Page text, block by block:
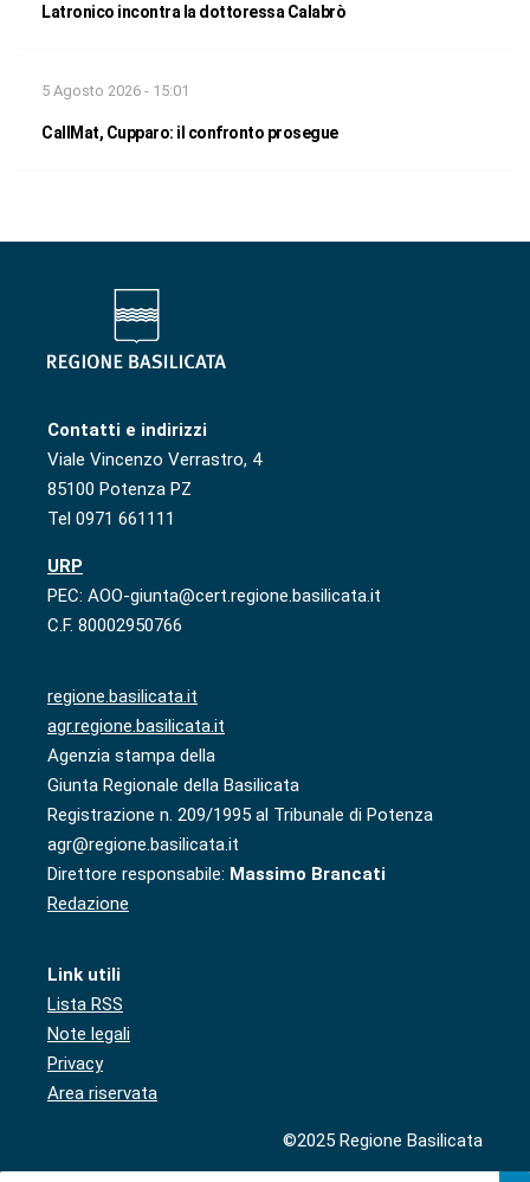
Latronico incontra la dottoressa Calabrò
5 Agosto 2026 - 15:01
CallMat, Cupparo: il confronto prosegue
Contatti e indirizzi
Viale Vincenzo Verrastro, 4
85100 Potenza PZ
Tel 0971 661111
URP
PEC: AOO-giunta@cert.regione.basilicata.it
C.F. 80002950766
regione.basilicata.it
agr.regione.basilicata.it
Agenzia stampa della
Giunta Regionale della Basilicata
Registrazione n. 209/1995 al Tribunale di Potenza
agr@regione.basilicata.it
Direttore responsabile: Massimo Brancati
Redazione
Link utili
Lista RSS
Note legali
Privacy
Area riservata
©2025 Regione Basilicata